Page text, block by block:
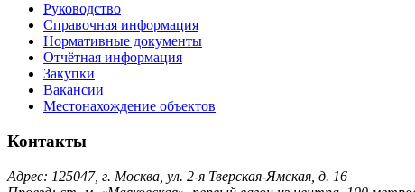
Руководство
Справочная информация
Нормативные документы
Отчётная информация
Закупки
Вакансии
Местонахождение объектов
Контакты
Адрес: 125047, г. Москва, ул. 2-я Тверская-Ямская, д. 16